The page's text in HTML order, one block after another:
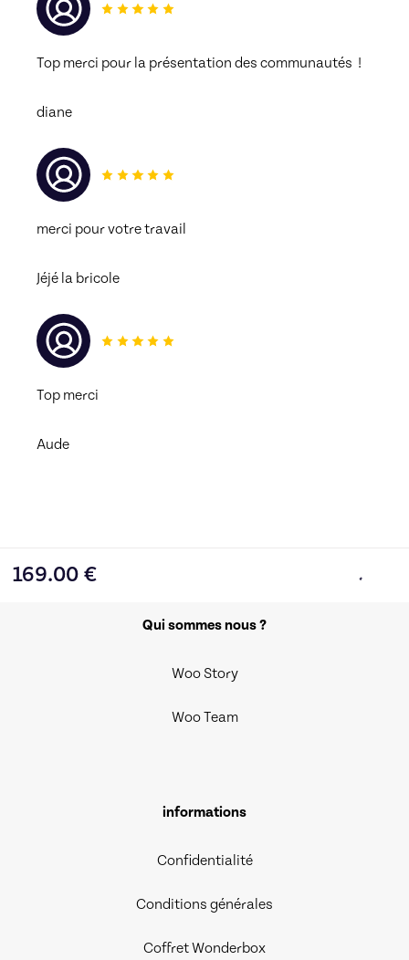
Top merci pour la présentation des communautés  !
diane
merci pour votre travail
Jéjé la bricole
Top merci
Aude
169.00 €
Qui sommes nous ?
Woo Story
Woo Team
informations
Confidentialité
Conditions générales
Coffret Wonderbox